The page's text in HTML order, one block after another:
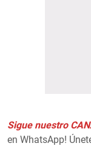
Sigue nuestro
en WhatsApp!